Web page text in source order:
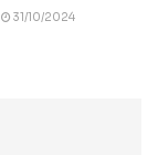
31/10/2024